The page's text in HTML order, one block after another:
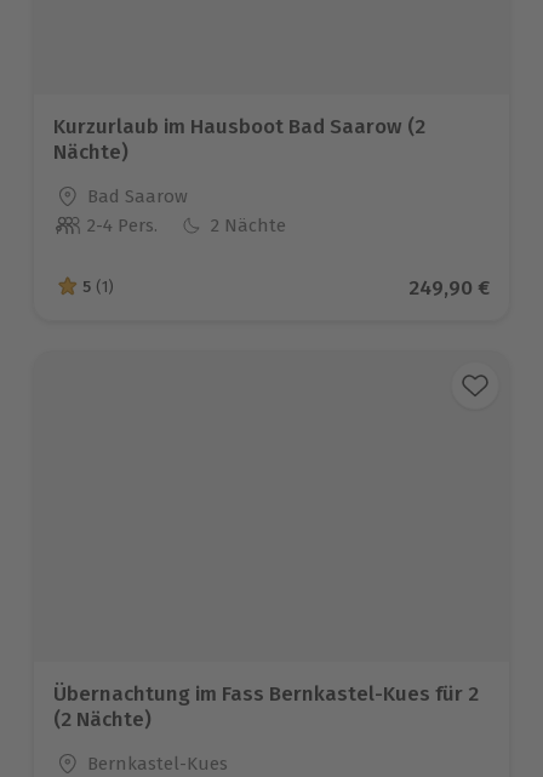
Kurzurlaub im Hausboot Bad Saarow (2
Nächte)
Standort
Bad Saarow
Anzahl der Teilnehmer
2-4 Pers. 2 Nächte
5 von 5 Sternen basierend auf 1 Bewertungen
5 (1) Aktueller
249,90 €
Übernachtung im Fass Bernkastel-Kues für 2
(2 Nächte)
Standort
Bernkastel-Kues